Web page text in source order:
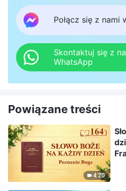
Połącz się z nami
Skontaktuj się z
WhatsApp
Powiązane treści
4:20